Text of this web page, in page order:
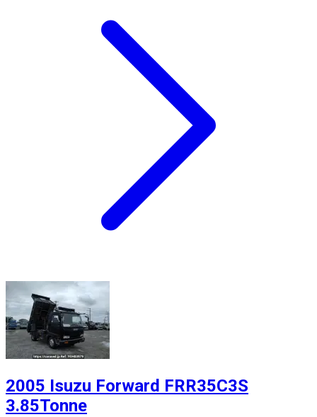
2005 Isuzu Forward FRR35C3S
3.85Tonne